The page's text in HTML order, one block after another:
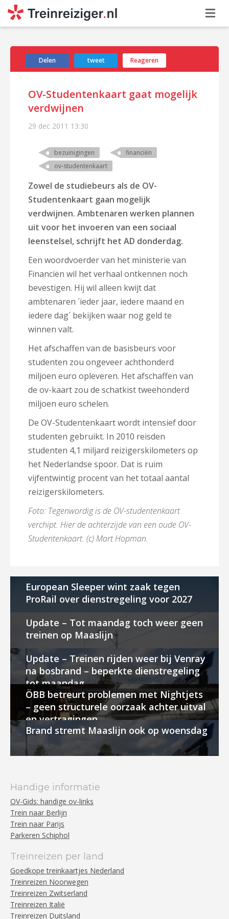
Delen tweet Reageren
OV-Studentenkaart gaat mogelijk
verdwijnen
29 dec 2011 13:30
bezuinigingen
financiën
ov-studentenkaart
Zowel de studiebeurs als de OV-
Studentenkaart gaan mogelijk
verdwijnen. Ambtenaren werken plannen
uit voor het invoeren van een sociaal
leenstelsel, schrijft het AD donderdag.
Een woordvoerder van het ministerie van
Financiën wil het verhaal ontkennen noch
bevestigen. Hij wil alleen kwijt dat
ambtenaren ´ieder jaar, iedere maand en
iedere dag´ bekijken waar nog geld te
winnen valt.
Het afschaffen van de basisbeurs voor
studenten zou ongeveer achthonderd
miljoen euro opleveren. Het afschaffen van
de ov-kaart zou de schatkist tweehonderd
miljoen euro schelen.
De OV-Studentenkaart wordt intensief door
studenten gebruikt. In 2010 reisden
studenten 4,1 miljard reizigerskilometers op
het Nederlandse spoor. Dat is ruim
vijfentwintig procent van het totaal aantal
reizigerskilometers.
Foto: Tegenwordig is de OV-studentenkaart
verchipt. Hier de achterzijde van een oude OV-
Studentenkaart. (c) Mart Hopman.
European Sleeper wint zaak tegen
ProRail over dienstregeling voor 2027
Update – Tot maandag toch weer geen
treinen op Maaslijn
Update – Treinen rijden weer bij Venray
na bosbrand – beperkte dienstregeling
tot maandag
ÖBB betreurt problemen met Nightjets
– geen structurele oorzaak achter uitval
en vertragingen
Brand stremt Maaslijn ook op woensdag
Handige informatie
OV-Gids: handige ov-links
Trein naar Berlijn
Trein naar Parijs
Parkeren Schiphol
Treinreizen per land
Goedkope treinkaartjes Nederland
Treinreizen Noorwegen
Treinreizen Zwitserland
Treinreizen Italië
Treinreizen Duitsland